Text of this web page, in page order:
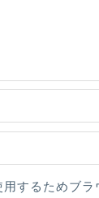
するためブラ